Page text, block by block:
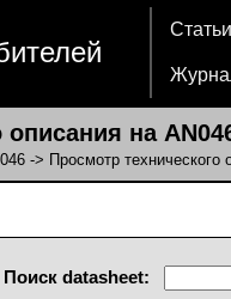
Статьи
на
-> Просмотр технического
Поиск datasheet: